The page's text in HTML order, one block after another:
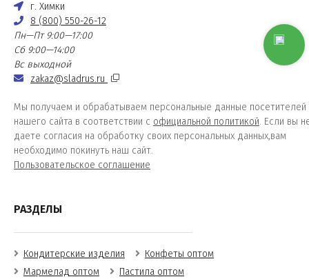
г. Химки
8 (800) 550-26-12
Пн—Пт 9:00—17:00
Сб 9:00—14:00
Вс выходной
zakaz@sladrus.ru
Мы получаем и обрабатываем персональные данные посетителей
нашего сайта в соответствии с официальной политикой. Если вы
даете согласия на обработку своих персональных данных,вам
необходимо покинуть наш сайт.
Пользовательское соглашение
РАЗДЕЛЫ
Кондитерские изделия
Конфеты оптом
Мармелад оптом
Пастила оптом